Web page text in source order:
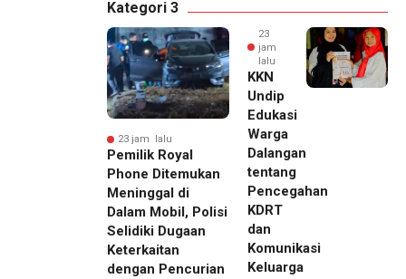
Kategori 3
23 jam lalu
Pemilik Royal
Phone Ditemukan
Meninggal di
Dalam Mobil, Polisi
Selidiki Dugaan
Keterkaitan
dengan Pencurian
23
jam
lalu
KKN
Undip
Edukasi
Warga
Dalangan
tentang
Pencegahan
KDRT
dan
Komunikasi
Keluarga